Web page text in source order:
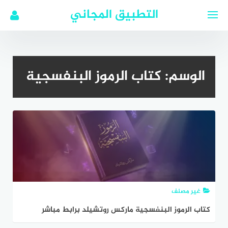
التطبيق المجاني
الوسم:كتاب الرموز البنفسجية
غير مصنف
كتاب الرموز البنفسجية ماركس روتشيلد برابط مباشر